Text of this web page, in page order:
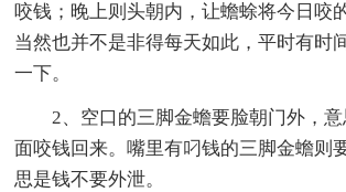
咬钱；晚上则头朝内，让蟾蜍将今日咬
当然也并不是非得每天如此，平时有时
一下。
2、空口的三脚金蟾要脸朝门外，
面咬钱回来。嘴里有叼钱的三脚金蟾则
思是钱不要外泄。